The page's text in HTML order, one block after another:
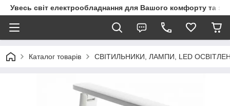
Увесь світ електрообладнання для Вашого комфорту та
Каталог товарів СВІТИЛЬНИКИ, ЛАМПИ, LED